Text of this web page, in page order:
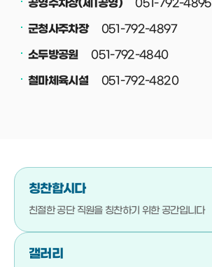
공영주차장(제1공영)
051-792-4895
군청사주차장
051-792-4897
소두방공원
051-792-4840
철마체육시설
051-792-4820
버스(택시)승강장
기장군청소년수련관
051-792-4710
기장문화예절학교
051-792-4720
청소년상담복지센터
칭찬합시다
친절한 공단 직원을칭찬하기 위한 공간입니다
갤러리